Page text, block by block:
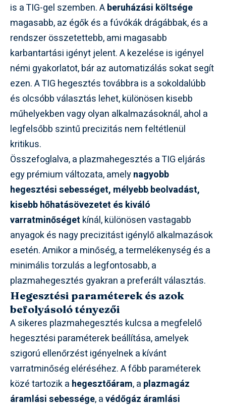
is a TIG-gel szemben. Aberuházási költsége
magasabb, az égők és a fúvókák drágábbak, és a
rendszer összetettebb, ami magasabb
karbantartási igényt jelent. A kezelése is igényel
némi gyakorlatot, bár az automatizálás sokat segít
ezen. A TIG hegesztés továbbra is a sokoldalúbb
és olcsóbb választás lehet, különösen kisebb
műhelyekben vagy olyan alkalmazásoknál, ahol a
legfelsőbb szintű precizitás nem feltétlenül
kritikus.
Összefoglalva, a plazmahegesztés a TIG eljárás
egy prémium változata, amelynagyobb
hegesztési sebességet, mélyebb beolvadást,
kisebb hőhatásövezetet és kiváló
varratminőséget kínál, különösen vastagabb
anyagok és nagy precizitást igénylő alkalmazások
esetén. Amikor a minőség, a termelékenység és a
minimális torzulás a legfontosabb, a
plazmahegesztés gyakran a preferált választás.
Hegesztési paraméterek és azok
befolyásoló tényezői
A sikeres plazmahegesztés kulcsa a megfelelő
hegesztési paraméterek beállítása, amelyek
szigorú ellenőrzést igényelnek a kívánt
varratminőség eléréséhez. A főbb paraméterek
közé tartozik a hegesztőáram, a plazmagáz
áramlási sebessége, avédőgáz áramlási